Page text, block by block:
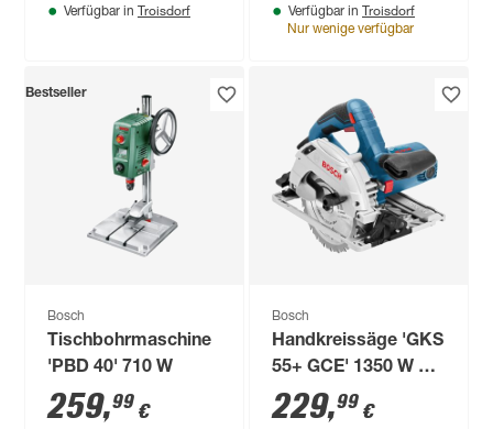
Verfügbar in Troisdorf
Verfügbar in Troisdorf
Nur wenige verfügbar
Bestseller
Bosch
Tischbohrmaschine
'PBD 40' 710 W
259,99 €
Bosch
Handkreissäge 'GKS
55+ GCE' 1350 W Ø
165/20 mm
229,99 €